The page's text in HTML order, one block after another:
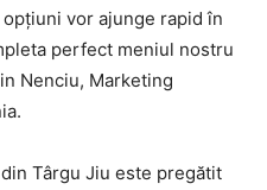
vor ajunge rapid în
perfect meniul nostru
Nenciu, Marketing
Târgu Jiu este pregătit